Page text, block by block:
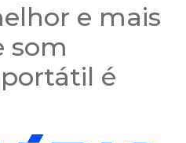
e mais
som
é